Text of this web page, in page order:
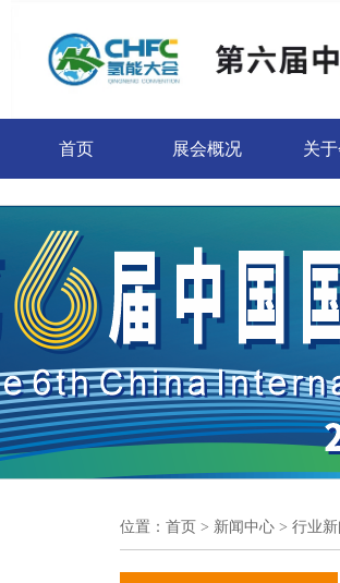
首页 展会概况 关
位置： 首页 > 新闻中心 > 行业新